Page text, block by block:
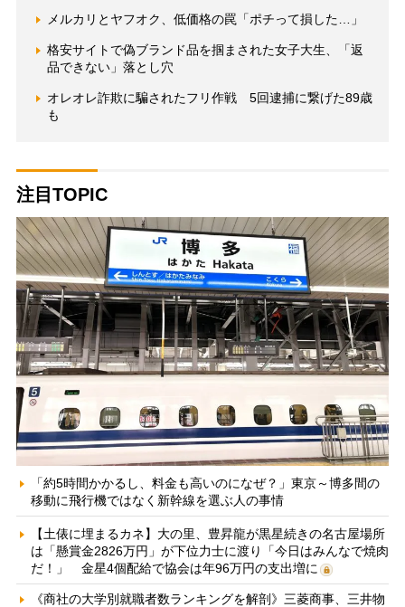
メルカリとヤフオク、低価格の罠「ポチって損した…」
格安サイトで偽ブランド品を掴まされた女子大生、「返
品できない」落とし穴
オレオレ詐欺に騙されたフリ作戦 5回逮捕に繋げた89歳
も
注目TOPIC
「約5時間かかるし、料金も高いのになぜ？」東京～博多間の
移動に飛行機ではなく新幹線を選ぶ人の事情
【土俵に埋まるカネ】大の里、豊昇龍が黒星続きの名古屋場所
は「懸賞金2826万円」が下位力士に渡り「今日はみんなで焼肉
だ！」 金星4個配給で協会は年96万円の支出増に
《商社の大学別就職者数ランキングを解剖》三菱商事、三井物